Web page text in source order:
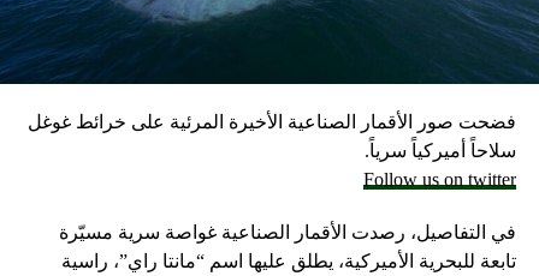
وكانت وزارة الخارجية أرجأت في مايو، فقط تسليم قنابل زنة
2000 رطل و500 رطل إلى إسرائيل بسبب مخاوف بشأن سقوط
ضحايا من المدنيين في مدينة رفح.
إلا أن نتنياهو خرج الأسبوع المضي بتصريحات نارية، ومفاجئة
حول مماطلة أميركا في تسليم تل أبيب أسلحة
ما أثار حفيظة البيت الأبيض الذي وصف تلك التصريحات بالمخيبة
للآمال.
فضحت صور الأقمار الصناعية الأخيرة المرئية على خرائط غوغل
سلاحاً أميركياً سرياً.
Follow us on twitter
في التفاصيل، رصدت الأقمار الصناعية غواصة سرية مسيّرة
تابعة للبحرية الأميركية، يطلق عليها اسم “مانتا راي”، راسية